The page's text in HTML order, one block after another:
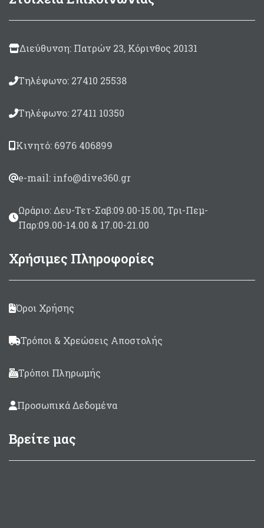
μεγάλης φωτεινότητας
Οπτικό πεδίο
Διεύθυνση: Πατρών 23, Κόρινθος 20131
Τηλέφωνο: 27410 25538
Τηλέφωνο: 27411 10350
Κινητό: 6976 406899
e-mail: info@dive360.gr
Ωράριο: Δευ-Τετ-Σαβ:09.00-15.00, Τρι-Πεμ-
Παρ:09.00-14.00 & 17.00-21.00
Χρήσιμες Πληροφορίες
Όροι Χρήσης
Τρόποι & Χρεώσεις Αποστολής
Τρόποι Πληρωμής
Προσωπικά Δεδομένα
Βρείτε μας